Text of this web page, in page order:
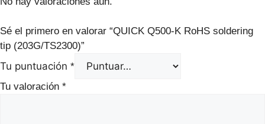
Sé el primero en valorar “QUICK Q500-K RoHS soldering
tip (203G/TS2300)”
Tu puntuación *
Tu valoración *